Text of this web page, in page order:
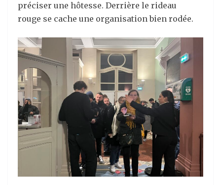
préciser une hôtesse. Derrière le rideau
rouge se cache une organisation bien rodée.